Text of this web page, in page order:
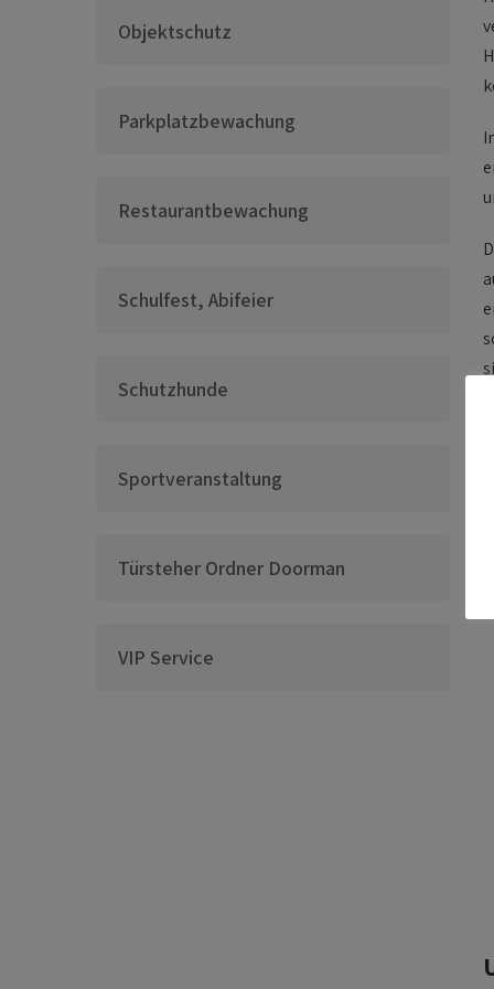
Objektschutz
Parkplatzbewachung
Restaurantbewachung
Schulfest, Abifeier
Schutzhunde
Sportveranstaltung
Türsteher Ordner Doorman
VIP Service